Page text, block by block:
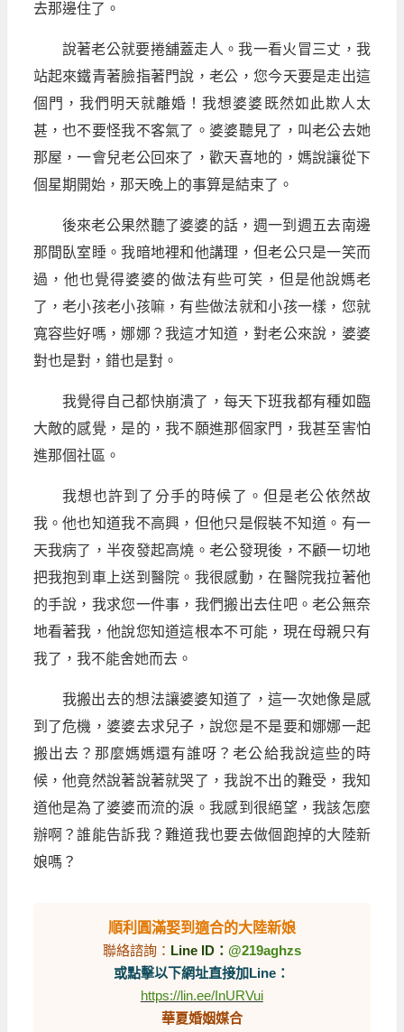
去那邊住了。
說著老公就要捲舖蓋走人。我一看火冒三丈，我
站起來鐵青著臉指著門說，老公，您今天要是走出這
個門，我們明天就離婚！我想婆婆既然如此欺人太
甚，也不要怪我不客氣了。婆婆聽見了，叫老公去她
那屋，一會兒老公回來了，歡天喜地的，媽說讓從下
個星期開始，那天晚上的事算是結束了。
後來老公果然聽了婆婆的話，週一到週五去南邊
那間臥室睡。我暗地裡和他講理，但老公只是一笑而
過，他也覺得婆婆的做法有些可笑，但是他說媽老
了，老小孩老小孩嘛，有些做法就和小孩一樣，您就
寬容些好嗎，娜娜？我這才知道，對老公來說，婆婆
對也是對，錯也是對。
我覺得自己都快崩潰了，每天下班我都有種如臨
大敵的感覺，是的，我不願進那個家門，我甚至害怕
進那個社區。
我想也許到了分手的時候了。但是老公依然故
我。他也知道我不高興，但他只是假裝不知道。有一
天我病了，半夜發起高燒。老公發現後，不顧一切地
把我抱到車上送到醫院。我很感動，在醫院我拉著他
的手說，我求您一件事，我們搬出去住吧。老公無奈
地看著我，他說您知道這根本不可能，現在母親只有
我了，我不能舍她而去。
我搬出去的想法讓婆婆知道了，這一次她像是感
到了危機，婆婆去求兒子，說您是不是要和娜娜一起
搬出去？那麼媽媽還有誰呀？老公給我說這些的時
候，他竟然說著說著就哭了，我說不出的難受，我知
道他是為了婆婆而流的淚。我感到很絕望，我該怎麼
辦啊？誰能告訴我？難道我也要去做個跑掉的大陸新
娘嗎？
順利圓滿娶到適合的大陸新娘
聯絡諮詢： Line ID： @219aghzs
或點擊以下網址直接加Line：
https://lin.ee/InURVui
華夏婚姻媒合